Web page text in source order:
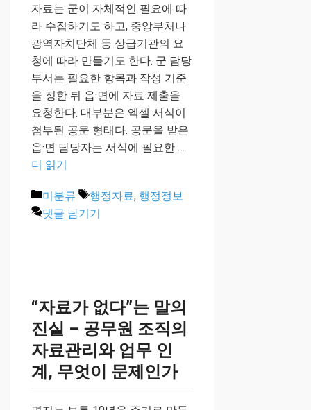
자료는 군이 자체적인 필요에 따
라 수집하기도 하고, 중앙부처나
광역자치단체 등 상급기관의 요
청에 따라 만들기도 한다. 군 담당
부서는 필요한 항목과 작성 기준
을 정한 뒤 읍·면에 자료 제출을
요청한다. 대부분은 엑셀 서식이
첨부된 공문 형태다. 공문을 받은
읍·면 담당자는 서식에 필요한 …
더 읽기
카
테
미분류
태
그
행정자료, 행정정보
댓글 남기기
“자료가 없다”는 말의
진실 – 공무원 조직의
자료관리와 업무 인
계, 무엇이 문제인가